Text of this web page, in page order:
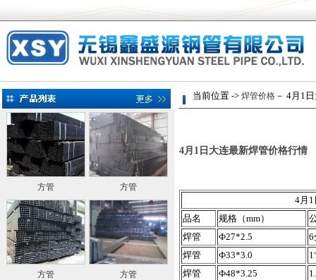
方管 方管
方管 方管
当前位置 -> 焊管价格 － 4月1
4月1日大连最新焊管价格行情
4月
品名
规格（mm）
焊管
Ф27*2.5
6
焊管
Ф33*3.0
焊管
Ф48*3.25